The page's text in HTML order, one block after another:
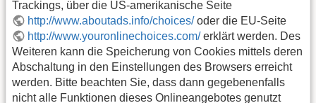
Trackings, über die US-amerikanische Seite
http://www.aboutads.info/choices/oder die EU-Seite
http://www.youronlinechoices.com/erklärt werden. Des
Weiteren kann die Speicherung von Cookies mittels deren
Abschaltung in den Einstellungen des Browsers erreicht
werden. Bitte beachten Sie, dass dann gegebenenfalls
nicht alle Funktionen dieses Onlineangebotes genutzt